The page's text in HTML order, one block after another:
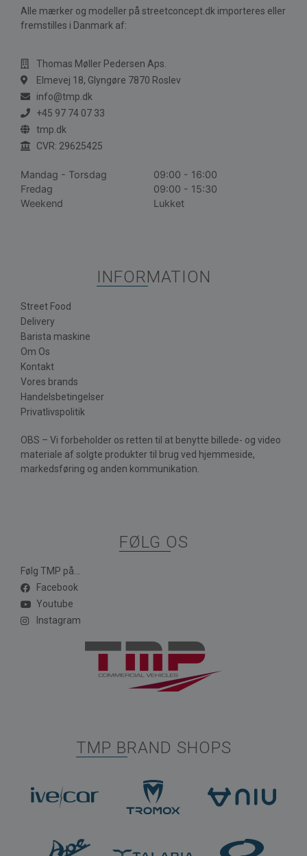
Alle mærker og modeller på streetconcept.dk importeres eller
fremstilles i Danmark af:
Thomas Møller Pedersen Aps.
Elmevej 18, Glyngøre 7870 Roslev
info@tmp.dk
+45 97 74 07 33
tmp.dk
CVR: 29625425
Mandag - Torsdag
09:00 - 16:00
Fredag
09:00 - 15:30
Weekend
Lukket
INFORMATION
Street Food
Delivery
Barista maskine
Om Os
Kontakt
Vores brands
Handelsbetingelser
Privatlivspolitik
OBS – Vi forbeholder os retten til at benytte billede- og video
materiale af solgte produkter til brug ved hjemmeside,
markedsføring og anden kommunikation.
FØLG OS
Følg TMP på...
Facebook
Youtube
Instagram
TMP BRAND SHOPS